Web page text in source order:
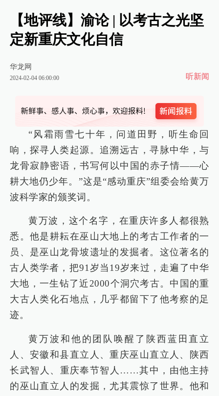
【地评线】渝论 | 以考古之光坚
定新重庆文化自信
华龙网
2024-02-04 06:00:00 听新闻
“风霜雨雪七十年，问道田野，听生命回
响，探寻人类起源。追溯远古，寻脉中华，与
龙骨寂静密语，书写何以中国的赤子情——心
耕大地仍少年。”这是“感动重庆”组委会给黄万
波科学家的颁奖词。
黄万波，这个名字，在重庆许多人都很熟
悉。他是耕耘在巫山大地上的考古工作者的一
员、是巫山龙骨坡遗址的发掘者。这位著名的
古人类学者，把91岁当19岁来过，走遍了中华
大地，一生钻了近2000个洞穴考古。中国的重
大古人类化石地点，几乎都留下了他考察的足
迹。
黄万波和他的团队唤醒了陕西蓝田直立
人、安徽和县直立人、重庆巫山直立人、陕西
长武智人、重庆奉节智人……其中，由他主持
的巫山直立人的发掘，尤其震惊了世界。他和